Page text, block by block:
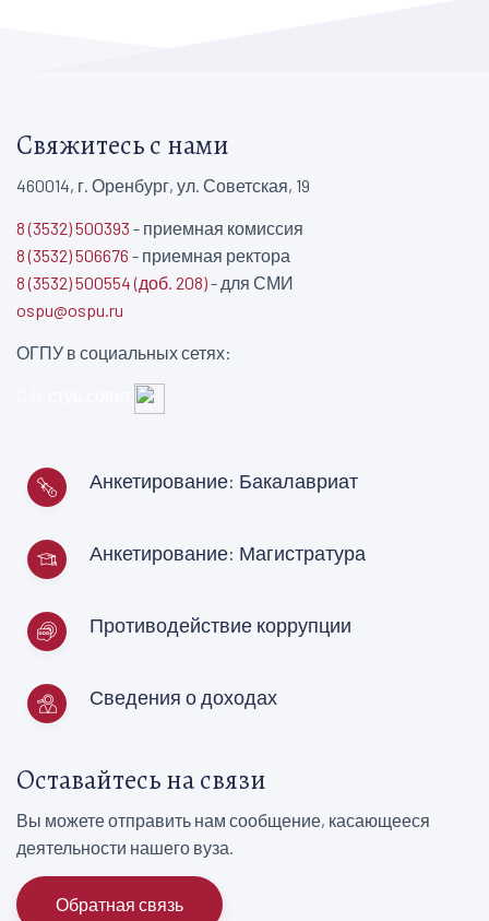
Свяжитесь с нами
460014, г. Оренбург, ул. Советская, 19
8 (3532) 500393 - приемная комиссия
8 (3532) 506676 - приемная ректора
8 (3532) 500554 (доб. 208)- для СМИ
ospu@ospu.ru
ОГПУ в социальных сетях:
Анкетирование: Бакалавриат
Анкетирование: Магистратура
Противодействие коррупции
Сведения о доходах
Оставайтесь на связи
Вы можете отправить нам сообщение, касающееся
деятельности нашего вуза.
Обратная связь